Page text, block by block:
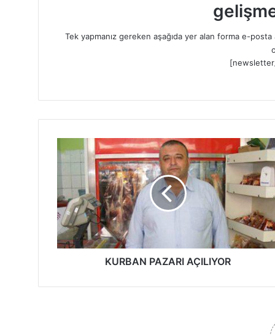
Tek yapmanız gereken aşağıda yer alan forma e-
U
A
N
P
A
Z
I
KURBAN PAZARI AÇILIYOR